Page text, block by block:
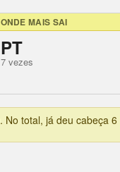
ONDE MAIS SAI
PT
7 vezes
. No total, já deu cabeça 6